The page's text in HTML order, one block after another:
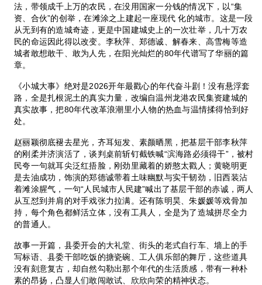
法，带领成千上万的农民，在没用国家一分钱的情况下，以“集
资、合伙”的创举，在滩涂之上建起一座现代 化的城市。这是一段
从无到有的造城奇迹，更是中国建城史上的一次壮举，几十万农
民的命运因此得以改变。李秋萍、郑德诚、解春来、高雪梅等造
城者敢想敢干、敢为人先，在阳光灿烂的80年代谱写了华丽的篇
章。
《小城大事》绝对是2026开年最戳心的年代奋斗剧！没有悬浮套
路，全是扎根泥土的真实力量，改编自温州龙港农民集资建城的
真实故事，把80年代改革浪潮里小人物的热血与温情揉得恰到好
处。
赵丽颖彻底褪去星光，齐耳短发、素颜晒黑，把基层干部李秋萍
的刚柔并济演活了，谈判桌前斩钉截铁喊“滨海路必须得干”，被村
民夸一句就耳尖泛红捂脸，刚劲里藏着的娇憨太戳人；黄晓明更
是去油成功，饰演的郑德诚带着土味幽默与实干韧劲，旧西装沾
着滩涂腥气，一句“人民城市人民建”喊出了基层干部的赤诚，两人
从互怼到并肩的对手戏张力拉满。还有陈明昊、朱媛媛等戏骨加
持，每个角色都鲜活立体，没有工具人，全是为了造城拼尽全力
的普通人。
故事一开篇，县委开会的大礼堂、街头的老式自行车、墙上的手
写标语、县委干部吃饭的搪瓷碗、工人俱乐部的舞厅，这些道具
没有刻意复古，却自然勾勒出那个年代的生活质感，带有一种朴
素的昂扬，凸显人们敢闯敢试、欣欣向荣的精神状态。